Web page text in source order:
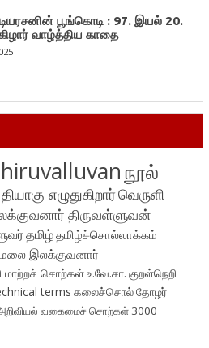
பூங்கொடி : 97. இயல் 20.
வாழ்த்திய காதை
நூல்
எழுதுகிறார்வெருளி
திருவள்ளுவன்
தமிழ்தமிழ்ச்சொல்லாக்கம்
இலக்குவனார்
மாற்றச் சொற்கள்உ.வே.சா. குறள்நெறி
terms கலைச்சொல்தோழர்
வகைமைச் சொற்கள் 3000